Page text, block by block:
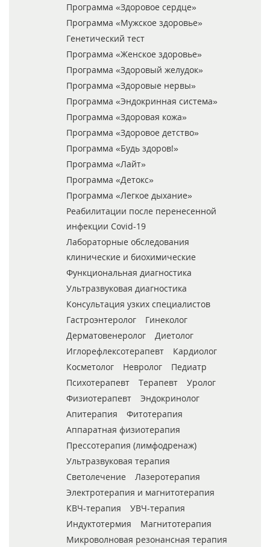
Программа «Здоровое сердце»
Программа «Мужское здоровье»
Генетический тест
Программа «Женское здоровье»
Программа «Здоровый желудок»
Программа «Здоровые нервы»
Программа «Эндокринная система»
Программа «Здоровая кожа»
Программа «Здоровое детство»
Программа «Будь здоров!»
Программа «Лайт»
Программа «Детокс»
Программа «Легкое дыхание»
Реабилитации после перенесенной
инфекции Covid-19
Лабораторные обследования
клинические и биохимические
Функциональная диагностика
Ультразвуковая диагностика
Консультация узких специалистов
Гастроэнтеролог
Гинеколог
Дерматовенеролог
Диетолог
Иглорефлексотерапевт
Кардиолог
Косметолог
Невролог
Педиатр
Психотерапевт
Терапевт
Уролог
Физиотерапевт
Эндокринолог
Апитерапия
Фитотерапия
Аппаратная физиотерапия
Прессотерапия (лимфодренаж)
Ультразвуковая терапия
Светолечение
Лазеротерапия
Электротерапия и магнитотерапия
КВЧ-терапия
УВЧ-терапия
Индуктотермия
Магнитотерапия
Микроволновая резонансная терапия